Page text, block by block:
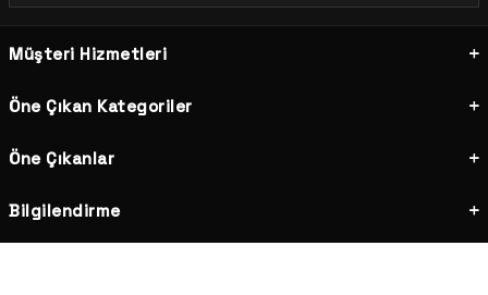
Müşteri Hizmetleri
Öne Çıkan Kategoriler
Öne Çıkanlar
Bilgilendirme